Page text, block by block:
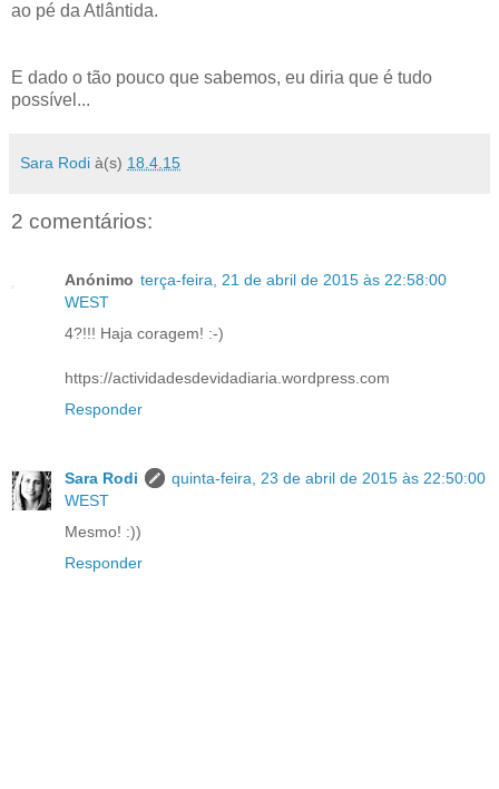
ao pé da Atlântida.
E dado o tão pouco que sabemos, eu diria que é tudo
possível...
Sara Rodi à(s) 18.4.15
2 comentários:
Anónimo terça-feira, 21 de abril de 2015 às 22:58:00
WEST
4?!!! Haja coragem! :-)
https://actividadesdevidadiaria.wordpress.com
Responder
Sara Rodi
quinta-feira, 23 de abril de 2015 às 22:50:00
WEST
Mesmo! :))
Responder